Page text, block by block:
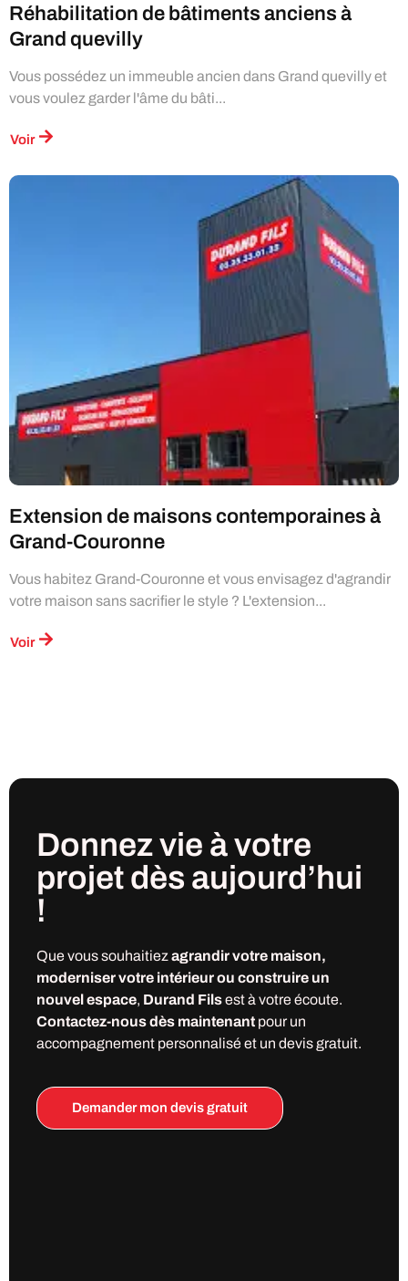
Réhabilitation de bâtiments anciens à
Grand quevilly
Vous possédez un immeuble ancien dans Grand quevilly et
vous voulez garder l'âme du bâti...
Voir
Extension de maisons contemporaines à
Grand-Couronne
Vous habitez Grand-Couronne et vous envisagez d'agrandir
votre maison sans sacrifier le style ? L'extension...
Voir
Donnez vie à votre
projet dès aujourd’hui
!
Que vous souhaitiezagrandir votre maison,
moderniser votre intérieur ou construire un
nouvel espace, Durand Filsest à votre écoute.
Contactez-nous dès maintenant pour un
accompagnement personnalisé et un devis gratuit.
Demander mon devis gratuit